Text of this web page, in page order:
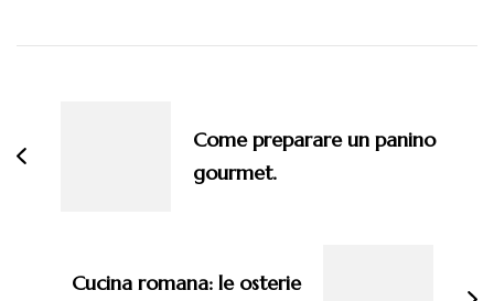
Come preparare un panino
gourmet.
Cucina romana: le osterie